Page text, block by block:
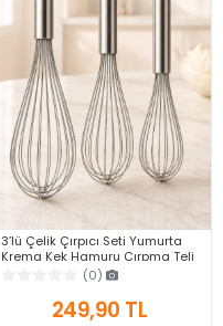
3’lü Çelik Çırpıcı Seti Yumurta
Krema Kek Hamuru Çırpma Teli
Pratik Sos Karıştırıcı Mutfak Teli
(0)
249,90 TL